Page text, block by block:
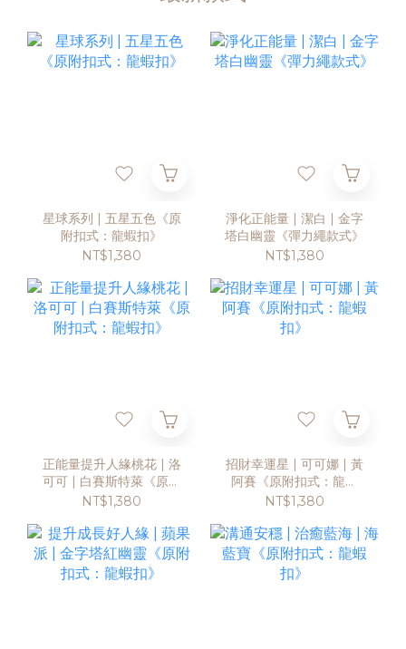
星球系列 | 五星五色《原
附扣式：龍蝦扣》
NT$1,380
淨化正能量 | 潔白 | 金字
塔白幽靈《彈力繩款式》
NT$1,380
正能量提升人緣桃花 | 洛
可可 | 白賽斯特萊《原附
扣式：龍蝦扣》
NT$1,380
招財幸運星 | 可可娜 | 黃
阿賽《原附扣式：龍蝦
扣》
NT$1,380